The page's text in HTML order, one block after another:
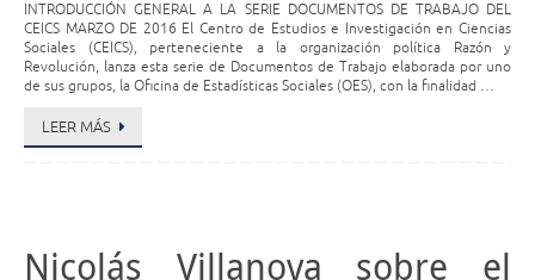
INTRODUCCIÓN GENERAL A LA SERIE DOCUMENTOS DE TRABAJO DEL
CEICS MARZO DE 2016 El Centro de Estudios e Investigación en Ciencias
Sociales (CEICS), perteneciente a la organización política Razón y
Revolución, lanza esta serie de Documentos de Trabajo elaborada por uno
de sus grupos, la Oficina de Estadísticas Sociales (OES), con la finalidad …
LEER MÁS
Nicolás Villanova sobre el